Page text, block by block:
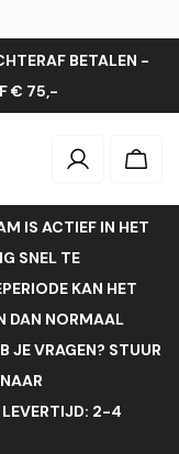
BETALEN -
€ 75,-
Inloggen
IS ACTIEF IN HET
SNEL TE
KAN HET
DAN NORMAAL
JE VRAGEN? STUUR
LEVERTIJD: 2-4